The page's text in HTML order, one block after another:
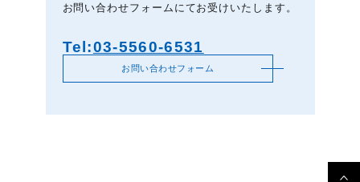
お問い合わせフォームにてお受けいたします。
Tel:03-5560-6531
お問い合わせフォーム